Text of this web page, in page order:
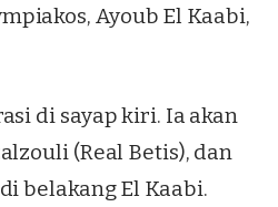
Ayoub El Kaabi,
di sayap kiri. Ia akan
(Real Betis), dan
belakang El Kaabi.